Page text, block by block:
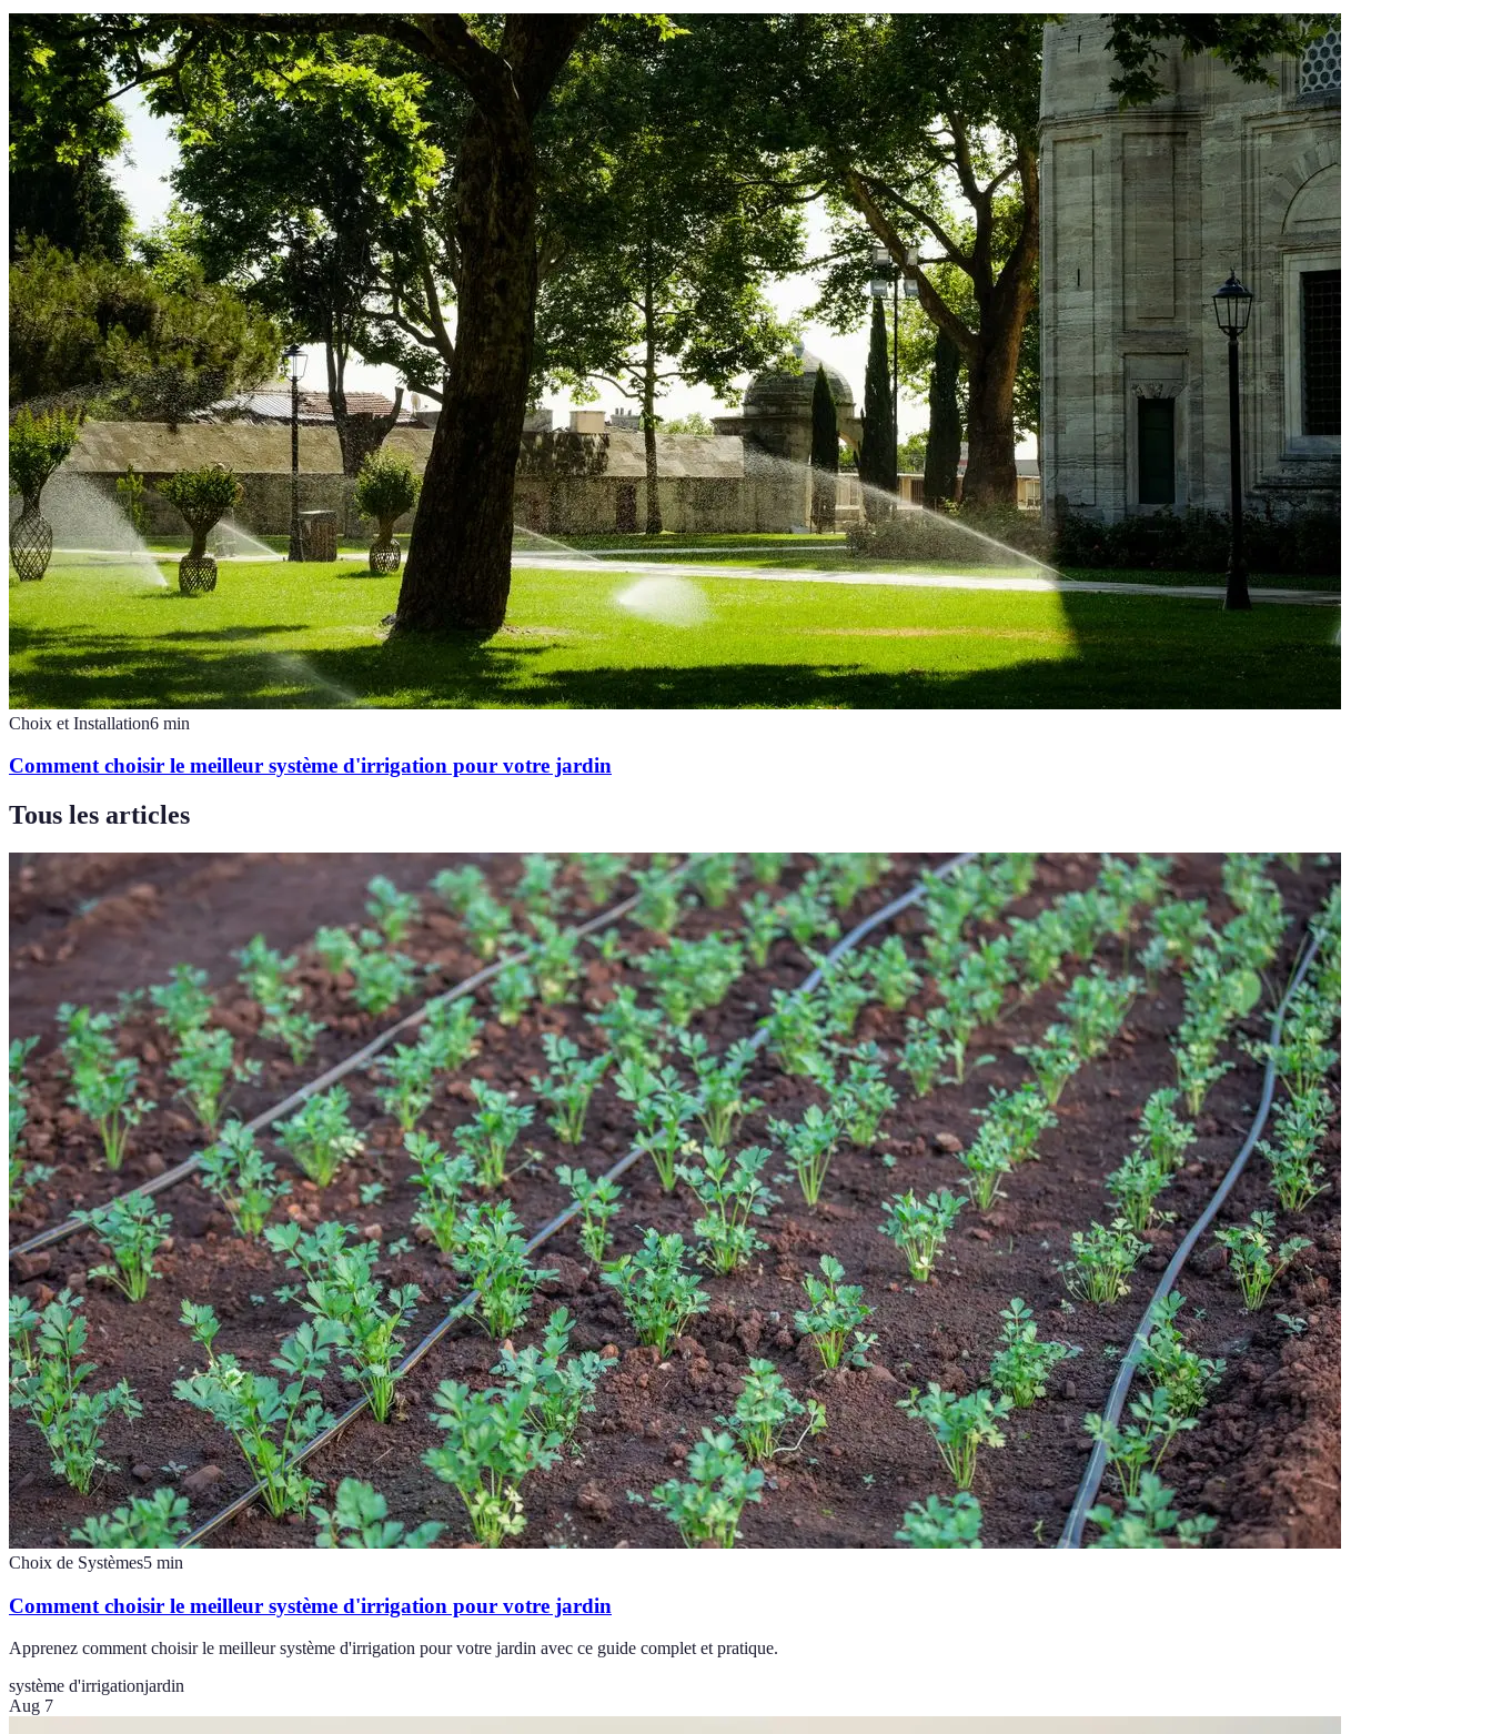
Choix et Installation6 min
Comment choisir le meilleur système d'irrigation pour votre jardin
Tous les articles
Choix de Systèmes5 min
Comment choisir le meilleur système d'irrigation pour votre jardin
Apprenez comment choisir le meilleur système d'irrigation pour votre jardin avec ce guide complet et pratique.
système d'irrigationjardin
Aug 7